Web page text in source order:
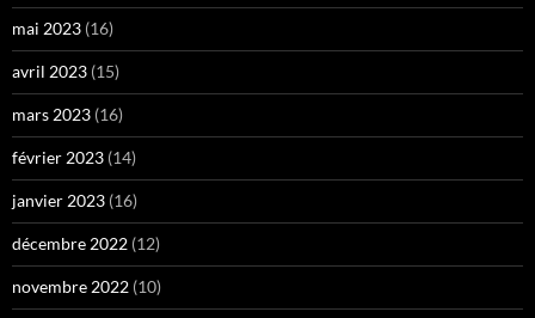
mai 2023 (16)
avril 2023 (15)
mars 2023 (16)
février 2023 (14)
janvier 2023 (16)
décembre 2022 (12)
novembre 2022 (10)